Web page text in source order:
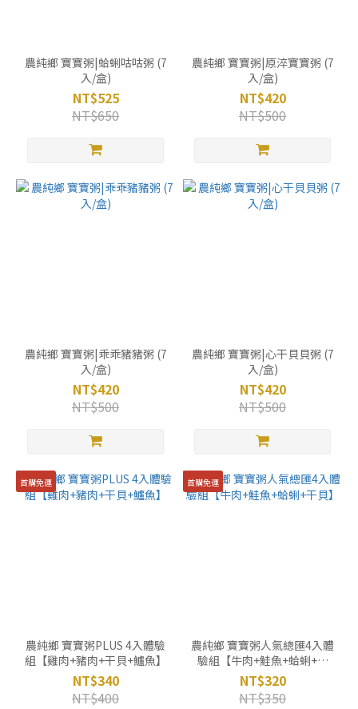
農純鄉 寶寶粥|蛤蜊咕咕粥 (7
入/盒)
NT$525
NT$650
農純鄉 寶寶粥|原淬寶寶粥 (7
入/盒)
NT$420
NT$500
農純鄉 寶寶粥|乖乖豬豬粥 (7
入/盒)
NT$420
NT$500
農純鄉 寶寶粥|心干貝貝粥 (7
入/盒)
NT$420
NT$500
首購免運
農純鄉 寶寶粥PLUS 4入體驗
組【雞肉+豬肉+干貝+鱸魚】
NT$340
NT$400
首購免運
農純鄉 寶寶粥人氣總匯4入體
驗組【牛肉+鮭魚+蛤蜊+干
貝】
NT$320
NT$350